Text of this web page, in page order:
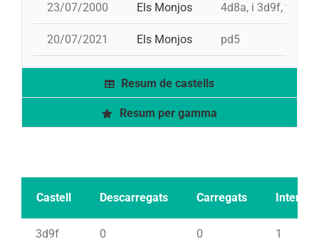
23/07/2000 Els Monjos 4d8a, i 3d9f, td8f,
20/07/2021 Els Monjos pd5
Resum de castells
Resum per gamma
Castell Descarregats Carregats Intents
3d9f 0 0 1